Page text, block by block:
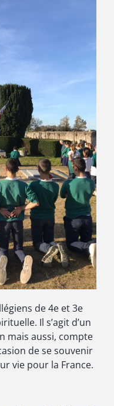
de 4e et 3e
Il s’agit d’un
mais aussi, compte
de se souvenir
vie pour la France.